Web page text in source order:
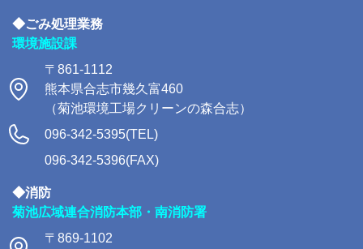
◆ごみ処理業務
環境施設課
〒861-1112
熊本県合志市幾久富460
（菊池環境工場クリーンの森合志）
096-342-5395(TEL)
096-342-5396(FAX)
◆消防
菊池広域連合消防本部・南消防署
〒869-1102